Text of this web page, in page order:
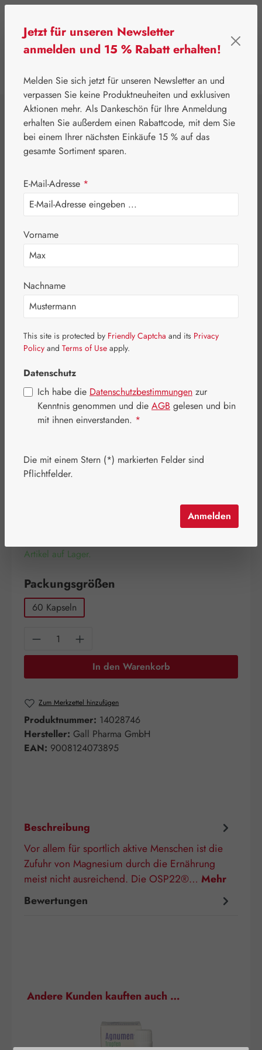
⌂ Gall Pharma OSP22®
OSP22®
Magnesium Plus
Kapseln
Bildergalerie überspringen
(485,37 € / 1 Kilogramm)
Artikel auf Lager.
Packungsgrößen
60 Kapseln
Produkt Anzahl: Gib den gewünschten
In den Warenkorb
Zum Merkzettel hinzufügen
Produktnummer: 14028746
Hersteller: Gall Pharma GmbH
EAN: 9008124073895
Beschreibung
Vor allem für sportlich aktive Menschen ist die
Zufuhr von Magnesium durch die Ernährung
meist nicht ausreichend. Die OSP22®… Mehr
Bewertungen
Produktgalerie überspringen
Andere Kunden kauften auch …
Jetzt für unseren Newsletter
anmelden und 15 % Rabatt erhalten!
Melden Sie sich jetzt für unseren Newsletter an und
verpassen Sie keine Produktneuheiten und exklusiven
Aktionen mehr. Als Dankeschön für Ihre Anmeldung
erhalten Sie außerdem einen Rabattcode, mit dem Sie
bei einem Ihrer nächsten Einkäufe 15 % auf das
gesamte Sortiment sparen.
E-Mail-Adresse *
Vorname
Nachname
This site is protected by Friendly Captcha and its Privacy
Policy and Terms of Use apply.
Datenschutz
Ich habe die Datenschutzbestimmungen zur
Kenntnis genommen und die AGB gelesen und bin
mit ihnen einverstanden. *
Die mit einem Stern (*) markierten Felder sind
Pflichtfelder.
Anmelden